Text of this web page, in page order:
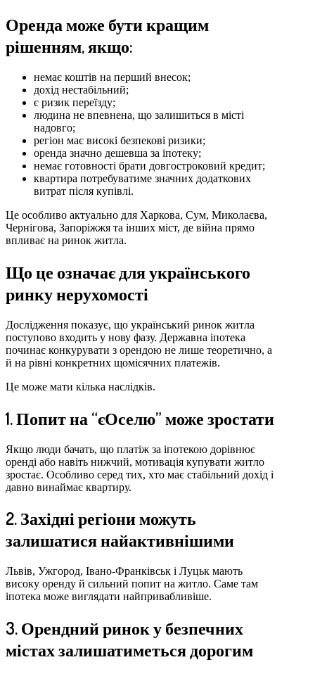
Оренда може бути кращим
рішенням, якщо:
немає коштів на перший внесок;
дохід нестабільний;
є ризик переїзду;
людина не впевнена, що залишиться в місті
надовго;
регіон має високі безпекові ризики;
оренда значно дешевша за іпотеку;
немає готовності брати довгостроковий кредит;
квартира потребуватиме значних додаткових
витрат після купівлі.
Це особливо актуально для Харкова, Сум, Миколаєва,
Чернігова, Запоріжжя та інших міст, де війна прямо
впливає на ринок житла.
Що це означає для українського
ринку нерухомості
Дослідження показує, що український ринок житла
поступово входить у нову фазу. Державна іпотека
починає конкурувати з орендою не лише теоретично, а
й на рівні конкретних щомісячних платежів.
Це може мати кілька наслідків.
1. Попит на “єОселю” може зростати
Якщо люди бачать, що платіж за іпотекою дорівнює
оренді або навіть нижчий, мотивація купувати житло
зростає. Особливо серед тих, хто має стабільний дохід і
давно винаймає квартиру.
2. Західні регіони можуть
залишатися найактивнішими
Львів, Ужгород, Івано-Франківськ і Луцьк мають
високу оренду й сильний попит на житло. Саме там
іпотека може виглядати найпривабливіше.
3. Орендний ринок у безпечних
містах залишатиметься дорогим